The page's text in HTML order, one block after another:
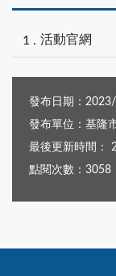
活動官網
發布日期：
發布單位：基隆
最後更新時間：
點閱次數：3058